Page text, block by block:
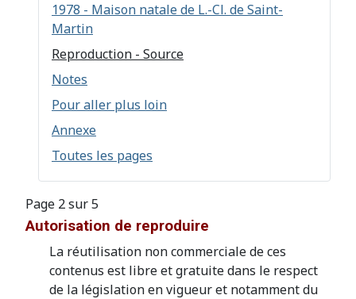
1978 - Maison natale de L.-Cl. de Saint-
Martin
Reproduction - Source
Notes
Pour aller plus loin
Annexe
Toutes les pages
Page 2 sur 5
Autorisation de reproduire
La réutilisation non commerciale de ces
contenus est libre et gratuite dans le respect
de la législation en vigueur et notamment du